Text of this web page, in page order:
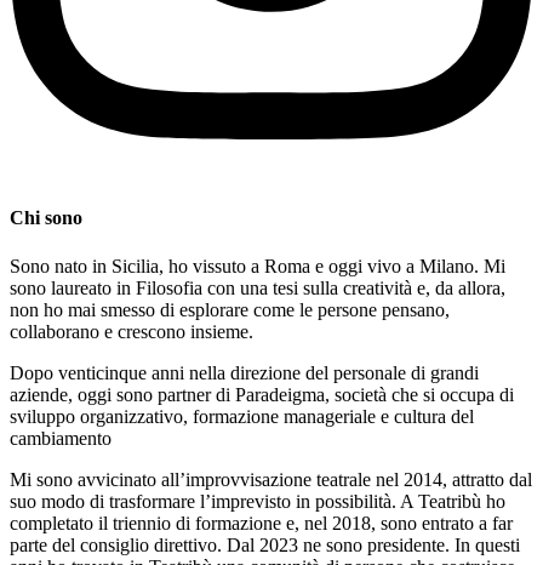
Chi sono
Sono nato in Sicilia, ho vissuto a Roma e oggi vivo a Milano. Mi
sono laureato in Filosofia con una tesi sulla creatività e, da allora,
non ho mai smesso di esplorare come le persone pensano,
collaborano e crescono insieme.
Dopo venticinque anni nella direzione del personale di grandi
aziende, oggi sono partner di Paradeigma, società che si occupa di
sviluppo organizzativo, formazione manageriale e cultura del
cambiamento
Mi sono avvicinato all’improvvisazione teatrale nel 2014, attratto dal
suo modo di trasformare l’imprevisto in possibilità. A Teatribù ho
completato il triennio di formazione e, nel 2018, sono entrato a far
parte del consiglio direttivo. Dal 2023 ne sono presidente. In questi